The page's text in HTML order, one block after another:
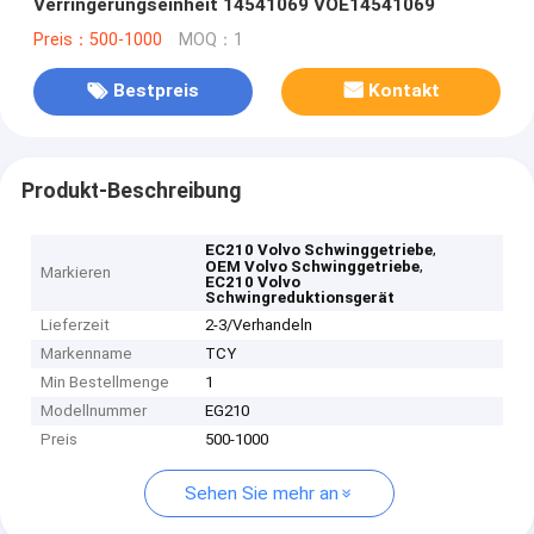
Verringerungseinheit 14541069 VOE14541069
Preis：500-1000 MOQ：1
Bestpreis Kontakt
Produkt-Beschreibung
Markieren
EC210 Volvo Schwinggetriebe,
OEM Volvo Schwinggetriebe,
EC210 Volvo
Schwingreduktionsgerät
Lieferzeit
2-3/Verhandeln
Markenname
TCY
Min Bestellmenge
1
Modellnummer
EG210
Preis
500-1000
Sehen Sie mehr an